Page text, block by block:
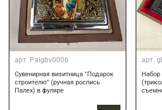
арт. Palgbv0006
Сувенирная визитница "Подарок
строителю" (ручная роспись
Палех) в фуляре
арт.
Набор